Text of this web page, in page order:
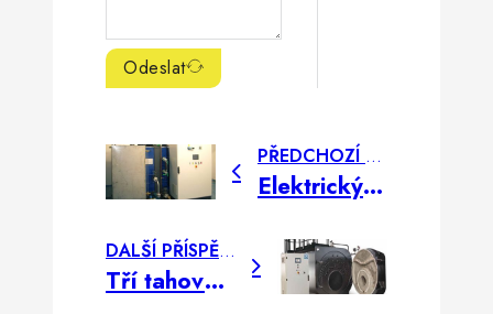
Odeslat
PŘEDCHOZÍ PŘÍSPĚVEK
Elektrický parní kotel TR/VS
DALŠÍ PŘÍSPĚVEK
Tří tahový žárotrubný kotel GSX